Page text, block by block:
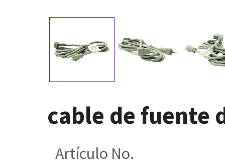
cable de fuente
Artículo No.